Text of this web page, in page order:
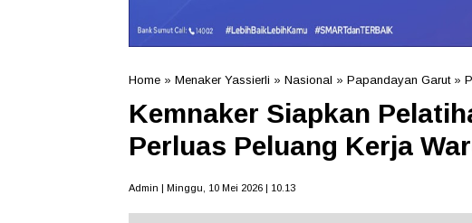
Home » Menaker Yassierli » Nasional » Papandayan Garut»
Kemnaker Siapkan
Perluas Peluang Kerja
Admin | Minggu, 10 Mei 2026 | 10.13